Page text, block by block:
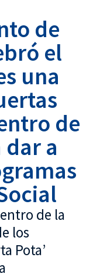
de
el
una
de
dar a
de la
los
Pota’